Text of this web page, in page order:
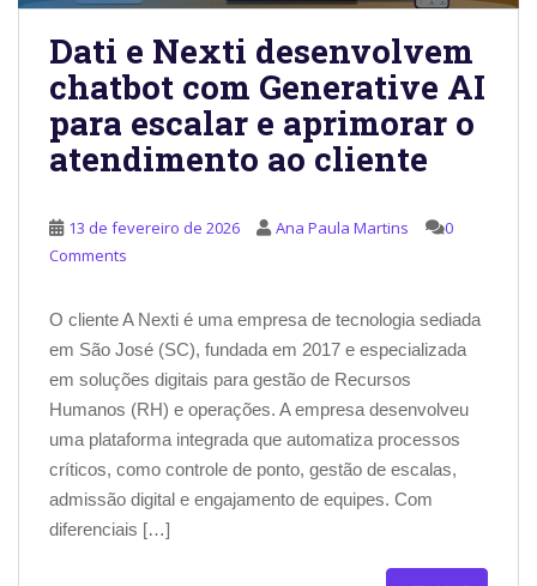
Dati e Nexti desenvolvem
chatbot com Generative AI
para escalar e aprimorar o
atendimento ao cliente
13 de fevereiro de 2026 Ana Paula Martins
0
Comments
O cliente A Nexti é uma empresa de tecnologia sediada
em São José (SC), fundada em 2017 e especializada
em soluções digitais para gestão de Recursos
Humanos (RH) e operações. A empresa desenvolveu
uma plataforma integrada que automatiza processos
críticos, como controle de ponto, gestão de escalas,
admissão digital e engajamento de equipes. Com
diferenciais […]